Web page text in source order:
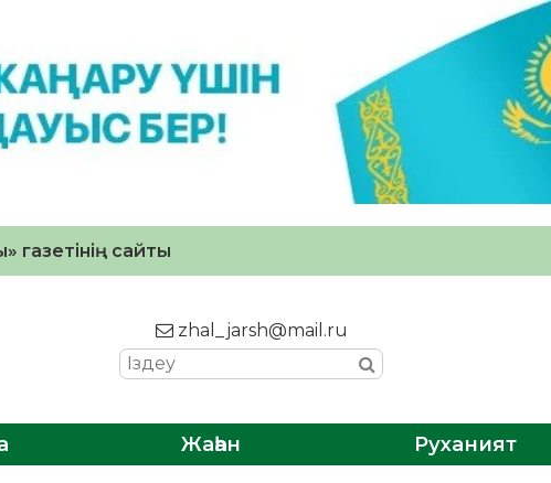
газетінің сайты
zhal_jarsh@mail.ru
Жаһан Руханият